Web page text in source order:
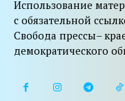
Использование
с обязательной
Свобода прессы–
демократического